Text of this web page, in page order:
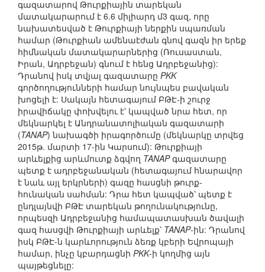
գազատարով Թուրքիային տարեկան
մատակարարում է 6.6 միլիարդ մ3 գազ, որը
նախատեսված է Թուրքիայի ներքին սպառման
համար (Թուրքիան ամենաէժան գնով գազն իր երեք
հիմնական մատակարարներից (Ռուսաստան,
Իրան, Ադրբեջան) գնում է հենց Ադրբեջանից):
Դրանով իսկ տվյալ գազատարը PKK
գործողությունների համար նույնպես բավական
խոցելի է: Սակայն հետագայում ԲԹԷ-ի շուրջ
իրավիճակը փոխվելու է՝ կապված նրա հետ, որ
մեկնարկել է Անդրանատոլիական գազատարի
(TANAP) նախագծի իրագործումը (մեկնարկը տրվեց
2015թ. մարտի 17-ին Կարսում): Թուրքիայի
արևելքից արևմուտք ձգվող TANAPգազատարը
պետք է ադրբեջանական (հետագայում հնարավոր
է նաև այլ երկրների) գազը հասցնի թուրք-
հունական սահման: Դրա հետ կապված՝ պետք է
ընդլայնվի ԲԹԷ տարեկան թողունակությունը,
որպեսզի Ադրբեջանից համապատասխան ծավալի
գազ հասցվի Թուրքիայի արևելք՝ TANAP-ին: Դրանով
իսկ ԲԹԷ-ն կարևորություն ձեռք կբերի Եվրոպայի
համար, ինչը կբարդացնի PKK-ի կողմից այն
պայթեցնելը: